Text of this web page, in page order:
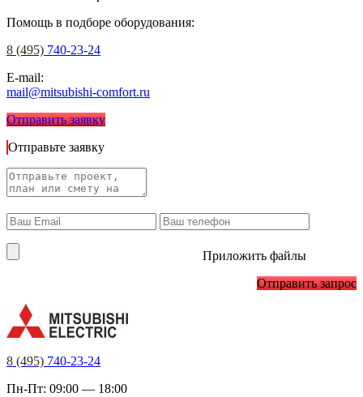
Помощь в подборе оборудования:
8 (495) 740-23-24
E-mail:
mail@mitsubishi-comfort.ru
Отправить заявку
Отправьте заявку
Приложить файлы
Отправить запрос
8 (495) 740-23-24
Пн-Пт: 09:00 — 18:00